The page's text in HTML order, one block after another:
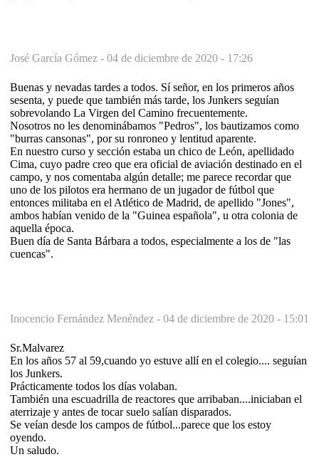
José García Gómez - 04 de diciembre de 2020 - 17:26
Buenas y nevadas tardes a todos. Sí señor, en los primeros años
sesenta, y puede que también más tarde, los Junkers seguían
sobrevolando La Virgen del Camino frecuentemente.
Nosotros no les denominábamos "Pedros", los bautizamos como
"burras cansonas", por su ronroneo y lentitud aparente.
En nuestro curso y sección estaba un chico de León, apellidado
Cima, cuyo padre creo que era oficial de aviación destinado en el
campo, y nos comentaba algún detalle; me parece recordar que
uno de los pilotos era hermano de un jugador de fútbol que
entonces militaba en el Atlético de Madrid, de apellido "Jones",
ambos habían venido de la "Guinea española", u otra colonia de
aquella época.
Buen día de Santa Bárbara a todos, especialmente a los de "las
cuencas".
Inocencio Fernández Menéndez - 04 de diciembre de 2020 - 15:01
Sr.Malvarez
En los años 57 al 59,cuando yo estuve allí en el colegio.... seguían
los Junkers.
Prácticamente todos los días volaban.
También una escuadrilla de reactores que arribaban....iniciaban el
aterrizaje y antes de tocar suelo salían disparados.
Se veían desde los campos de fútbol...parece que los estoy
oyendo.
Un saludo.